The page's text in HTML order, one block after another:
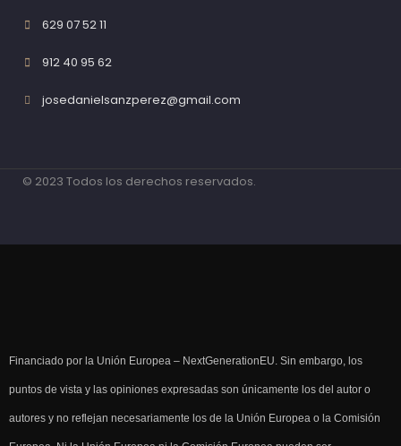
629 07 52 11
912 40 95 62
josedanielsanzperez@gmail.com
© 2023 Todos los derechos reservados.
Financiado por la Unión Europea – NextGenerationEU. Sin embargo, los
puntos de vista y las opiniones expresadas son únicamente los del autor o
autores y no reflejan necesariamente los de la Unión Europea o la Comisión